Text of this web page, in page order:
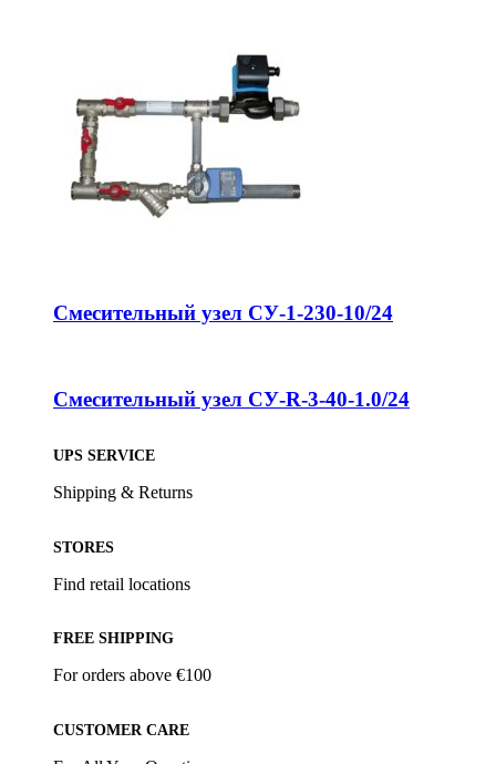
Смесительный узел СУ-1-230-10/24
Смесительный узел СУ-R-3-40-1.0/24
UPS SERVICE
Shipping & Returns
STORES
Find retail locations
FREE SHIPPING
For orders above €100
CUSTOMER CARE